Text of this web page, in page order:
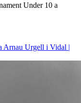
Under 10 a
Arnau Urgell i Vidal |